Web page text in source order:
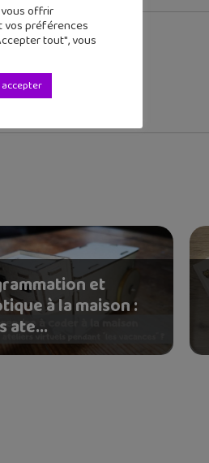
et
à la maison :
ate...
offrir
vos préférences
tout", vous